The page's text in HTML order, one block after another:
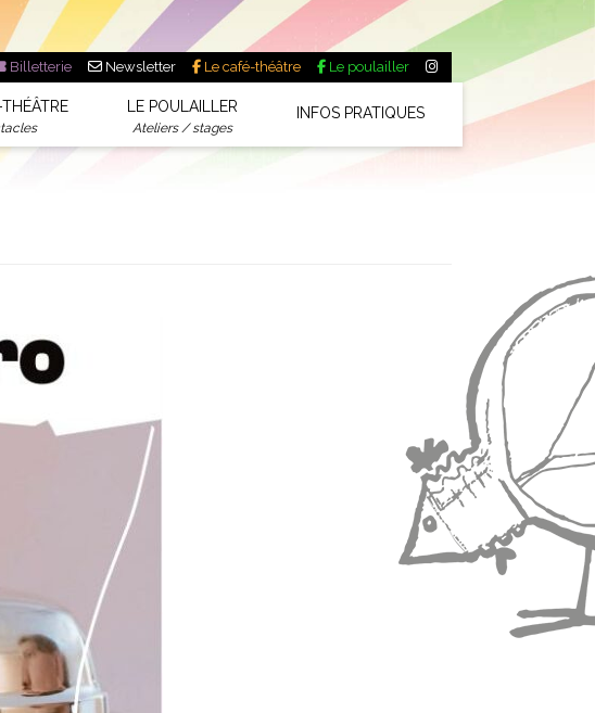
Billetterie Newsletter Le café-théâtre Le poulailler
THÉÂTRE LE POULAILLER
Ateliers / stages
INFOS PRATIQUES